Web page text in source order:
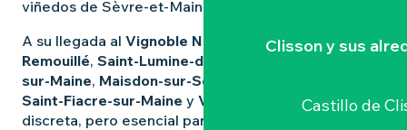
Clisson y sus
Castillo de
viñedos de Sèvre-et-Maine.
A su llegada al Vignoble Nantais
, serpentea por
Remouillé, Saint-Lumine-de-Clisson
sur-Maine, Maisdon-sur-Sèvre
Saint-Fiacre-sur-Maine y Vertou
. Una presencia
discreta, pero esencial para el paisaje y la vida de la